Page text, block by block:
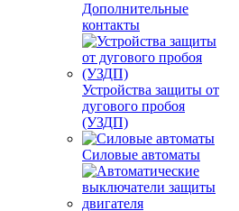
Дополнительные
контакты
Устройства защиты от
дугового пробоя
(УЗДП)
Силовые автоматы